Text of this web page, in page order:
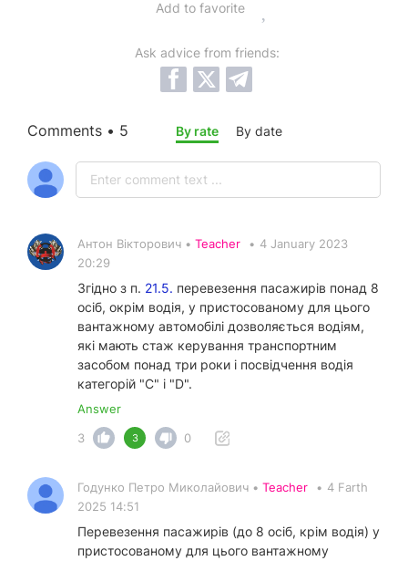
Add to favorite
Ask advice from friends:
Comments • 5 By rate By date
Антон Вікторович • Teacher • 4 January 2023
20:29
Згідно з п. 21.5. перевезення пасажирів понад 8
осіб, окрім водія, у пристосованому для цього
вантажному автомобілі дозволяється водіям,
які мають стаж керування транспортним
засобом понад три роки і посвідчення водія
категорій "С" і "D".
Answer
3
3 0
Годунко Петро Миколайович • Teacher • 4 Farth
2025 14:51
Перевезення пасажирів (до 8 осіб, крім водія) у
пристосованому для цього вантажному